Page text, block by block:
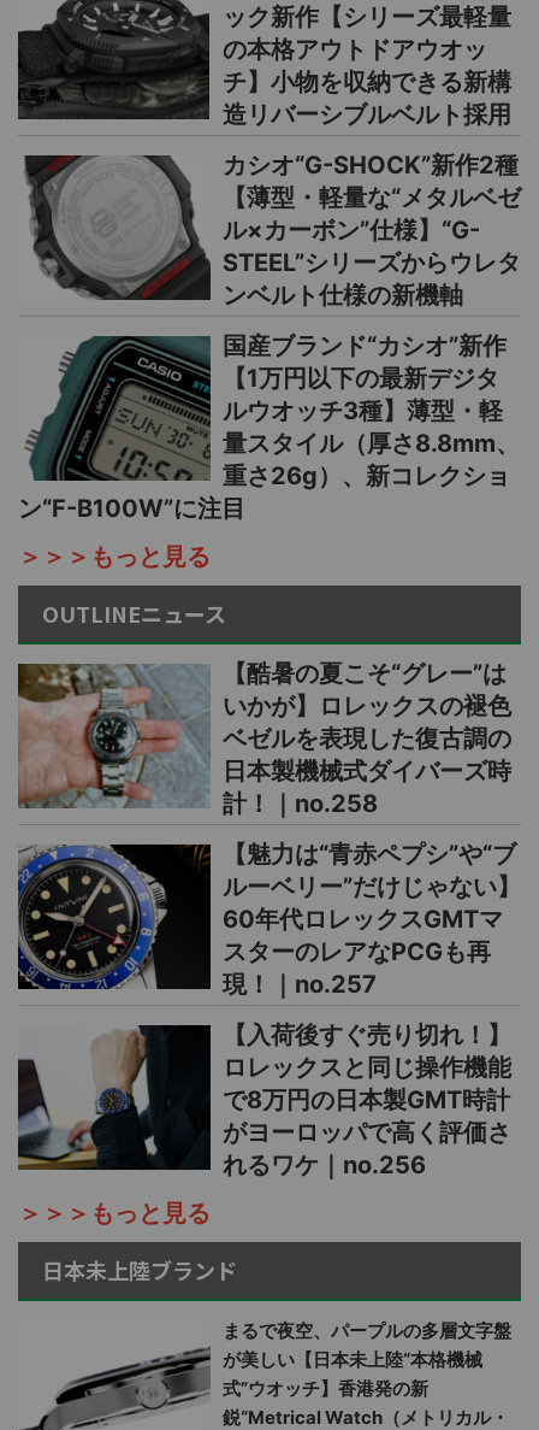
ック新作【シリーズ最軽量
の本格アウトドアウオッ
チ】小物を収納できる新構
造リバーシブルベルト採用
カシオ“G-SHOCK”新作2種
【薄型・軽量な“メタルベゼ
ル×カーボン”仕様】“G-
STEEL”シリーズからウレタ
ンベルト仕様の新機軸
国産ブランド“カシオ”新作
【1万円以下の最新デジタ
ルウオッチ3種】薄型・軽
量スタイル（厚さ8.8mm、
重さ26g）、新コレクショ
ン“F-B100W”に注目
＞＞＞もっと見る
OUTLINEニュース
【酷暑の夏こそ“グレー”は
いかが】ロレックスの褪色
ベゼルを表現した復古調の
日本製機械式ダイバーズ時
計！｜no.258
【魅力は“青赤ペプシ”や“ブ
ルーベリー”だけじゃない】
60年代ロレックスGMTマ
スターのレアなPCGも再
現！｜no.257
【入荷後すぐ売り切れ！】
ロレックスと同じ操作機能
で8万円の日本製GMT時計
がヨーロッパで高く評価さ
れるワケ｜no.256
＞＞＞もっと見る
日本未上陸ブランド
まるで夜空、パープルの多層文字盤
が美しい【日本未上陸“本格機械
式”ウオッチ】香港発の新
鋭“Metrical Watch（メトリカル・